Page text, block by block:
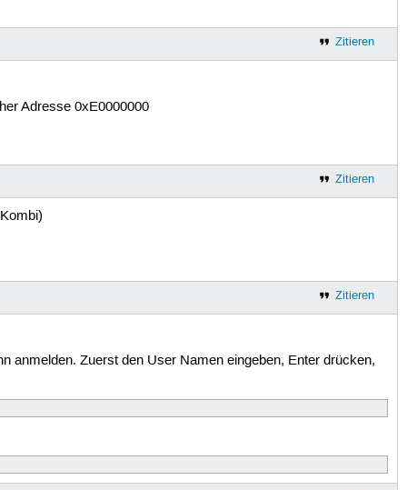
Zitieren
Adresse 0xE0000000
Zitieren
Zitieren
anmelden. Zuerst den User Namen eingeben, Enter drücken,